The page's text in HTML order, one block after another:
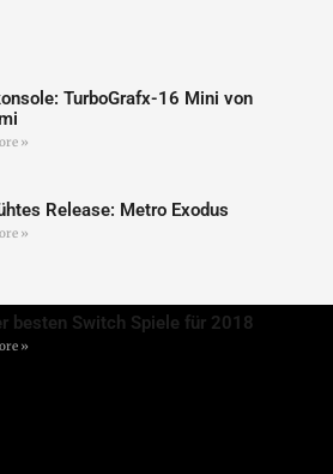
TurboGrafx-16 Mini von
»
Release: Metro Exodus
»
besten Switch Spiele für 2018
»